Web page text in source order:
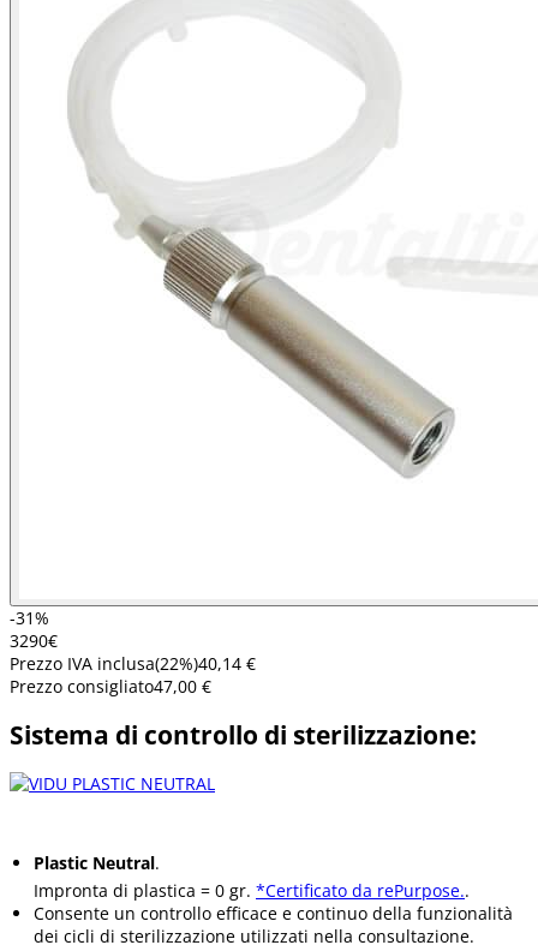
-31%
3290€
Prezzo IVA inclusa(22%)40,14 €
Prezzo consigliato47,00 €
Sistema di controllo di sterilizzazione:
Plastic Neutral.
Impronta di plastica = 0 gr. *Certificato da rePurpose..
Consente un controllo efficace e continuo della funzionalità
dei cicli di sterilizzazione utilizzati nella consultazione.